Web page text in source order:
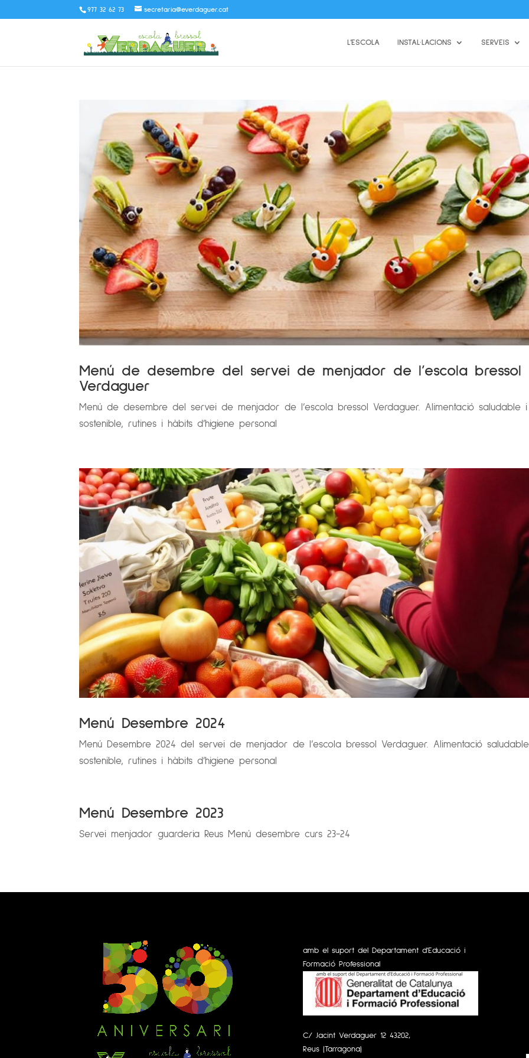
977 32 62 73 secretaria@everdaguer.cat
L’ESCOLA INSTAL·LACIONS SERVEIS
Menú de desembre del servei de menjador de l’escola bressol
Verdaguer
Menú de desembre del servei de menjador de l’escola bressol Verdaguer. Alimentació saludable i
sostenible, rutines i hàbits d’higiene personal
Menú Desembre 2024
Menú Desembre 2024 del servei de menjador de l’escola bressol Verdaguer. Alimentació
sostenible, rutines i hàbits d’higiene personal
Menú Desembre 2023
Servei menjador guarderia Reus Menú desembre curs 23-24
amb el suport del Departament d'Educació i
Formació Professional
C/ Jacint Verdaguer 12 43202,
Reus (Tarragona)